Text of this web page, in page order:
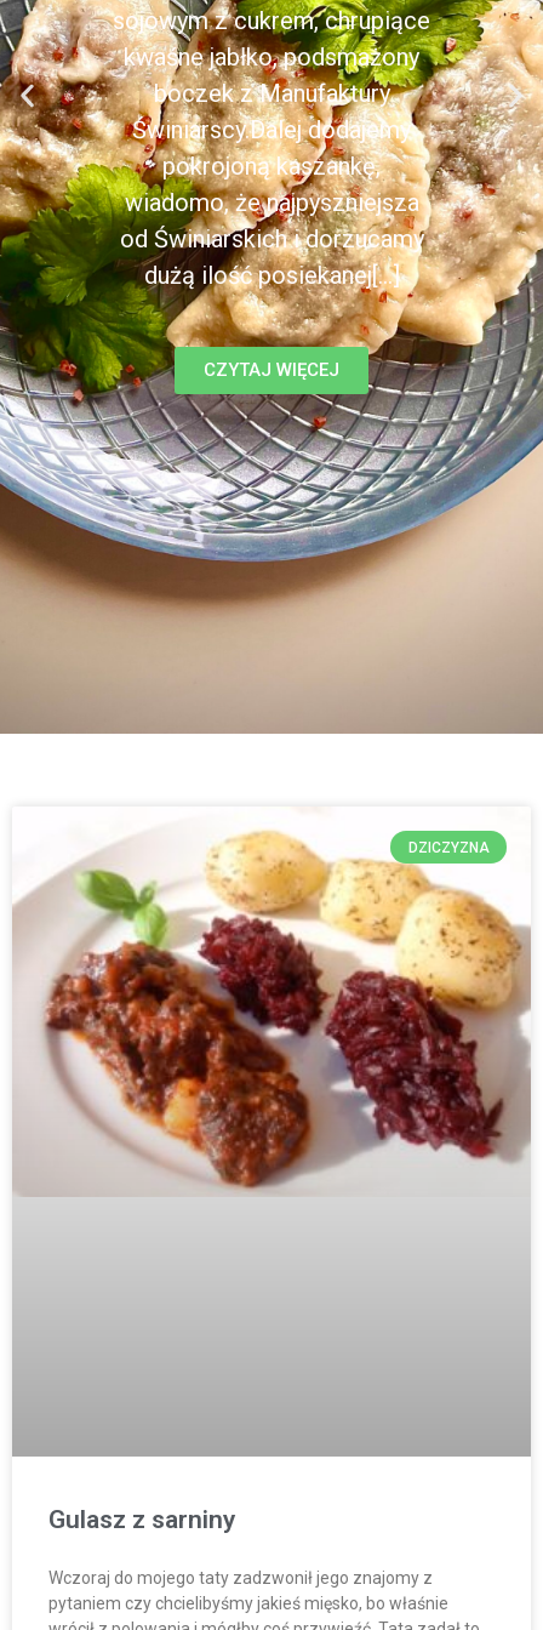
sojowym z cukrem, chrupiące
kwaśne jabłko, podsmażony
boczek z Manufaktury
Świniarscy.Dalej dodajemy
pokrojoną kaszankę,
wiadomo, że najpyszniejsza
od Świniarskich i dorzucamy
dużą ilość posiekanej[...]
CZYTAJ WIĘCEJ
DZICZYZNA
Gulasz z sarniny
Wczoraj do mojego taty zadzwonił jego znajomy z
pytaniem czy chcielibyśmy jakieś mięsko, bo właśnie